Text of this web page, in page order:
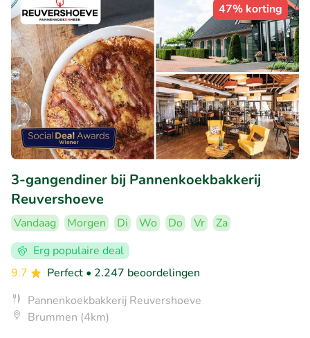
47% korting
3-gangendiner bij Pannenkoekbakkerij
Reuvershoeve
Vandaag Morgen Di Wo Do Vr
Za
Erg populaire deal
9.7
Perfect • 2.247 beoordelingen
Pannenkoekbakkerij Reuvershoeve
Brummen (4km)